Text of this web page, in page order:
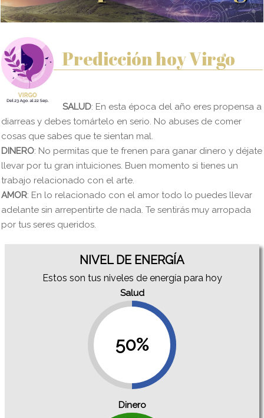
Predicción hoy Virgo
SALUD: En esta época del año eres propensa a
diarreas y debes tomártelo en serio. No abuses de comer
cosas que sabes que te sientan mal.
DINERO: No permitas que te frenen para ganar dinero y déjate
llevar por tu gran intuiciones. Buen momento si tienes un
trabajo relacionado con el arte.
AMOR: En lo relacionado con el amor todo lo puedes llevar
adelante sin arrepentirte de nada. Te sentirás muy arropada
por tus seres queridos.
NIVEL DE ENERGÍA
Estos son tus niveles de energía para hoy
Salud
50%
Dinero